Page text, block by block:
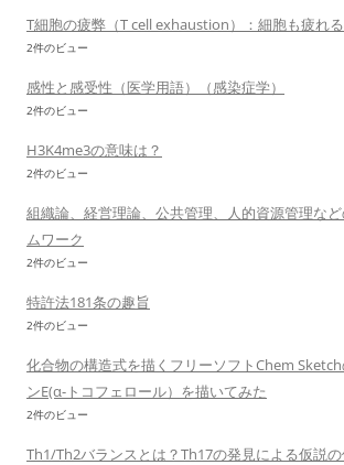
T細胞の疲弊（T cell exhaustion）：細胞も疲れ
2件のビュー
感性と感受性（医学用語）（感染症学）
2件のビュー
H3K4me3の意味は？
2件のビュー
組織論、経営理論、公共管理、人的資源管理な
ムワーク
2件のビュー
特許法181条の趣旨
2件のビュー
化合物の構造式を描くフリーソフトChem
ンE(α-トコフェロール）を描いてみた
2件のビュー
Th1/Th2バランスとは？Th17の発見による仮説